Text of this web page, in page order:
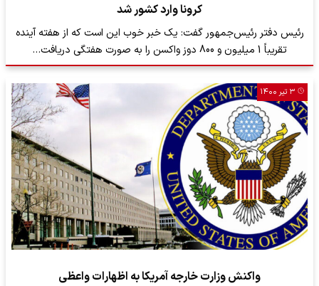
کرونا وارد کشور شد
رئیس دفتر رئیس‌جمهور گفت: یک خبر خوب این است که از هفته آینده
تقریباً 1 میلیون و 800 دوز واکسن را به صورت هفتگی دریافت…
۳ تیر ۱۴۰۰
واکنش وزارت خارجه آمریکا به اظهارات واعظی